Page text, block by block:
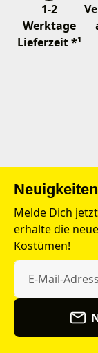
1-2
Werktage
Lieferzeit *¹
Melde Dich
erhalte die
Kostümen!